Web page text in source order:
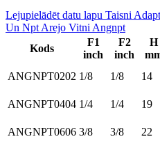
Lejupielādēt datu lapu Taisni
Un Npt Arejo Vitni Angnpt
Kods
F1
inch
F2
inch
H
ANGNPT0202 1/8 1/8 14
ANGNPT0404 1/4 1/4 19
ANGNPT0606 3/8 3/8 22